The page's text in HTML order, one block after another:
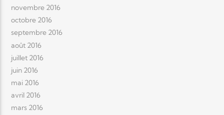
novembre 2016
octobre 2016
septembre 2016
août 2016
juillet 2016
juin 2016
mai 2016
avril 2016
mars 2016